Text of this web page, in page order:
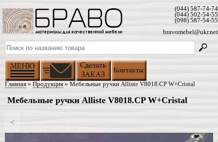
(044) 587-74-74
(044) 502-54-55
(098) 587-54-55
bravomebel@ukr.net
Главная » Продукция » Мебельные ручки Alliste V8018.CP W+Cristal
Мебельные ручки Alliste V8018.CP W+Cristal
<